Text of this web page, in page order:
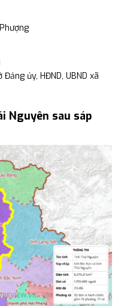
Đảng ủy, HĐND, UBND xã
Nguyên sau sáp